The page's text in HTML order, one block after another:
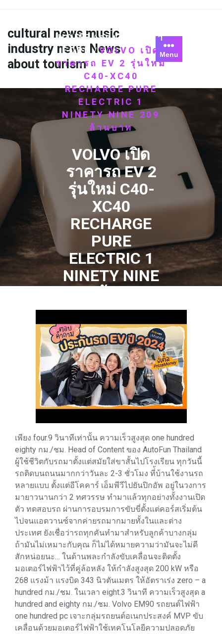
content
cultural news music
industry news News
about tourism
Menu
HOME/รถยนต์ไฟฟ้า
FORD
/VOLVO เปิด
ราคารถ EV 2 รุ่นใหม่
C40-XC40
RECHARGE PURE
ELECTRIC 1
NINETY NINE 209
ล้านบาท
VOLVO เปิด
ราคารถ EV 2
รุ่นใหม่ C40-
XC40
RECHARGE
PURE
ELECTRIC 1
NINETY NINE
5 TAGS
เพียง four.9 วินาทีเท่านั้น ความเร็วสูงสุด one hundred
eighty กม./ชม. Head of Content ของ AutoFun Thailand
ผู้ใช้ชีวิตกับรถมาตั้งแต่สมัยใส่ขาสั้นไปโรงเรียน ทุกวันนี้
รถติดบนถนนมากกว่าวันละ 2-3 ชั่วโมง ที่้บ้านใช้งานรถ
หลายแบบ ตั้งแต่อีโคคาร์ เอ็มพีวีไปยันปิกอัพ อยู่ในวงการ
มายาวนานกว่า 2 ทศวรรษ ทำมาแล้วทุกอย่างทั้งงานเปิด
ตัว ทดสอบรถ ผ่านการอบรมการขับขี่ตั้งแต่คอร์สเริ่มต้น
ไปจนแอดวานซ์จากค่ายรถมากมายทั้งในและต่าง
ประเทศ ยังเชื่อว่ารถทุกคันทำมาสำหรับลูกค้าบางกลุ่ม
ถ้ามันไม่เหมาะกับคุณ ก็ไม่ได้หมายความว่ามันจะไม่ดี
สักหน่อยนะ… ในด้านพละกำลังขับเคลื่อนจะติดตั้ง
มอเตอร์ไฟฟ้าไว้ที่คู่ล้อหลัง ให้กำลังสูงสุด 200 kW หรือ
268 แรงม้า แรงบิด 343 นิวตันเมตร ให้อัตราเร่ง zero – a
hundred กม./ชม. ในเวลา eight.3 วินาที ความเร็วสูงสุด a
hundred and eighty กม./ชม. Volvo EM90 รถยนต์ไฟฟ้า
one hundred pc เจาะกลุ่มรถยนต์อเนกประสงค์ MVP ขับ
เคลื่อนด้วยมอเตอร์ไฟฟ้าใช้เทคโนโลยีความปลอดภัย